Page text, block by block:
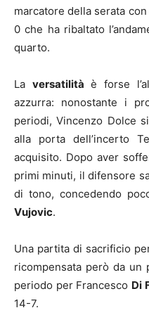
marcatore della serata
0 che ha ribaltato
quarto.
La versatilità è forse
azzurra: nonostante i
periodi, Vincenzo Dolce
alla porta dell’incerto
acquisito. Dopo aver
primi minuti, il difensore
di tono, concedendo
Vujovic.
Una partita di sacrificio
ricompensata però da un
periodo per Francesco Di
14-7.